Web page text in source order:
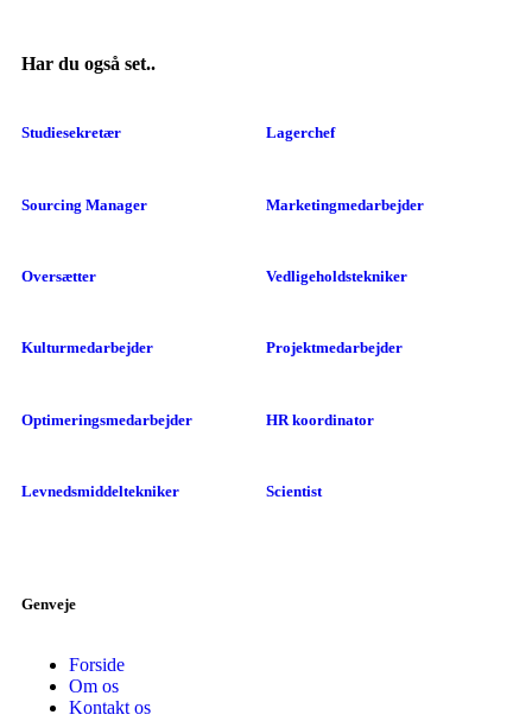
Har du også set..
Studiesekretær Lagerchef
Sourcing Manager Marketingmedarbejder
Oversætter Vedligeholdstekniker
Kulturmedarbejder Projektmedarbejder
Optimeringsmedarbejder HR koordinator
Levnedsmiddeltekniker Scientist
Genveje
Forside
Om os
Kontakt os